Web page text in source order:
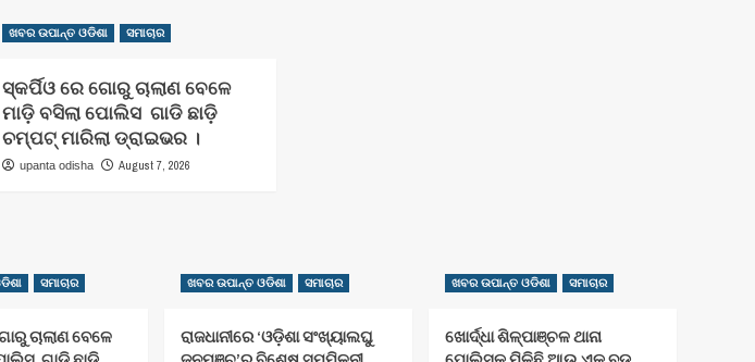
ଖବର ଉପାନ୍ତ ଓଡିଶା ସମାଚାର
ସ୍କର୍ପିଓ ରେ ଗୋରୁ ଚାଲାଣ ବେଳେ
ମାଡ଼ି ବସିଲା ପୋଲିସ ଗାଡି ଛାଡ଼ି
ଚମ୍ପଟ୍ ମାରିଲା ଡ୍ରାଇଭର ।
upanta odisha August 7, 2026
ସମାଚାର
ଚାଲାଣ ବେଳେ
ଖବର ଉପାନ୍ତ ଓଡିଶା ସମାଚାର
ରାଜଧାନୀରେ ‘ଓଡ଼ିଶା ସଂଖ୍ୟାଲଘୁ
ଖବର ଉପାନ୍ତ ଓଡିଶା ସମାଚାର
ଖୋର୍ଦ୍ଧା ଶିଳ୍ପାଞ୍ଚଳ ଥାନା